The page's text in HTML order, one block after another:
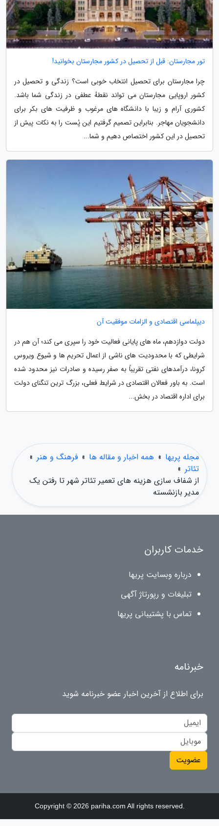
تور مجارستان: قبل از تحصیل در کشور مجارستان بخوانید!
چرا مجارستان برای تحصیل انتخاب خوبی است؟ زندگی و تحصیل در
کشور اروپایی مجارستان می تواند نقطهٔ عطفی در زندگی شما باشد.
کشوری آرام و زیبا با دانشگاه های مرغوب و ظرفیت های بکر برای
دانشجویان مهاجر. بنابراین تصمیم گرفتیم این پُست را به نکات پیش از
تحصیل در این کشور اختصاص دهیم و شما...
دیپلماسی اقتصادی و الزامات موفقیت آن
دولت دوازدهم، ماه های پایانی فعالیت خود را سپری می کند؛ آن هم در
شرایطی که با محدودیت های ناشی از اعمال تحریم ها و شیوع ویروس
کرونا، درآمدهای نفتی تقریباً به صفر رسیده و صادرات نیز محدود شده
است. به باور فعالان اقتصادی در شرایط فعلی، بزرگ ترین تنگنای دولت
برای اداره اقتصاد در بخش...
مجله پریها » همه اخبار و مقاله ها » فرهنگ و هنر »
تئاتر »
از شفاف سازی هزینه های تعمیر تئاتر شهر تا رفتن یک
مدیر بازنشسته
خدمات کاربران
درباره وبسایت پریها
تبلیغات و رپورتاژ آگهی
تماس با پشتیبانی پریها
خبرنامه
برای اطلاع از آخرین اخبار عضو خبرنامه شوید
عضویت
Copyright © 2026 pariha.com All rights reserved.